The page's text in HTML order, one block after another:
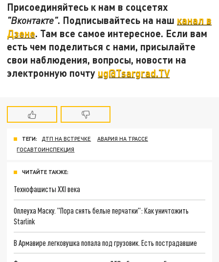
Присоединяйтесь к нам в соцсетях
"Вконтакте". Подписывайтесь на наш канал в
Дзене. Там все самое интересное. Если вам
есть чем поделиться с нами, присылайте
свои наблюдения, вопросы, новости на
электронную почту ug@Tsargrad.TV
ТЕГИ: ДТП НА ВСТРЕЧКЕ
АВАРИЯ НА ТРАССЕ
ГОСАВТОИНСПЕКЦИЯ
ЧИТАЙТЕ ТАКЖЕ:
Технофашисты XXI века
Оплеуха Маску. "Пора снять белые перчатки": Как уничтожить
Starlink
В Армавире легковушка попала под грузовик. Есть пострадавшие